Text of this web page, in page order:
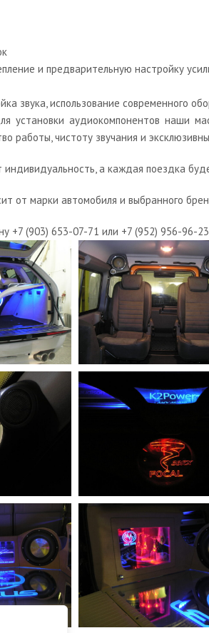
и предварительную настройку
звука, использование
установки аудиокомпонентов наши
работы, чистоту звучания и
а каждая поездка
от марки автомобиля и выбранного
+7 (903) 653-07-71 или +7 (952) 956-96-